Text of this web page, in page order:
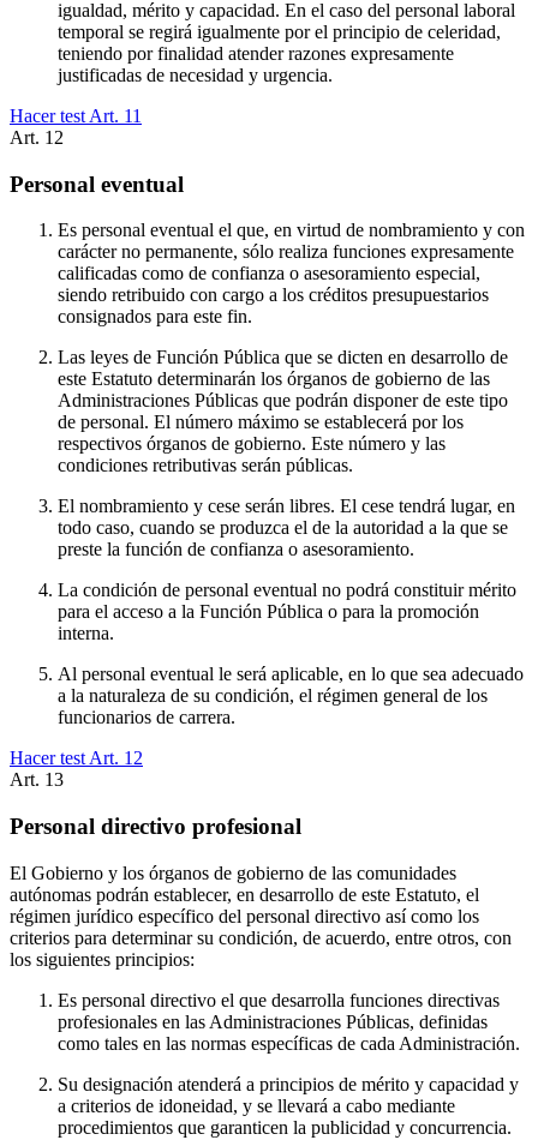
igualdad, mérito y capacidad. En el caso del personal laboral
temporal se regirá igualmente por el principio de celeridad,
teniendo por finalidad atender razones expresamente
justificadas de necesidad y urgencia.
Hacer test Art. 11
Art. 12
Personal eventual
Es personal eventual el que, en virtud de nombramiento y con
carácter no permanente, sólo realiza funciones expresamente
calificadas como de confianza o asesoramiento especial,
siendo retribuido con cargo a los créditos presupuestarios
consignados para este fin.
Las leyes de Función Pública que se dicten en desarrollo de
este Estatuto determinarán los órganos de gobierno de las
Administraciones Públicas que podrán disponer de este tipo
de personal. El número máximo se establecerá por los
respectivos órganos de gobierno. Este número y las
condiciones retributivas serán públicas.
El nombramiento y cese serán libres. El cese tendrá lugar, en
todo caso, cuando se produzca el de la autoridad a la que se
preste la función de confianza o asesoramiento.
La condición de personal eventual no podrá constituir mérito
para el acceso a la Función Pública o para la promoción
interna.
Al personal eventual le será aplicable, en lo que sea adecuado
a la naturaleza de su condición, el régimen general de los
funcionarios de carrera.
Hacer test Art. 12
Art. 13
Personal directivo profesional
El Gobierno y los órganos de gobierno de las comunidades
autónomas podrán establecer, en desarrollo de este Estatuto, el
régimen jurídico específico del personal directivo así como los
criterios para determinar su condición, de acuerdo, entre otros, con
los siguientes principios:
Es personal directivo el que desarrolla funciones directivas
profesionales en las Administraciones Públicas, definidas
como tales en las normas específicas de cada Administración.
Su designación atenderá a principios de mérito y capacidad y
a criterios de idoneidad, y se llevará a cabo mediante
procedimientos que garanticen la publicidad y concurrencia.